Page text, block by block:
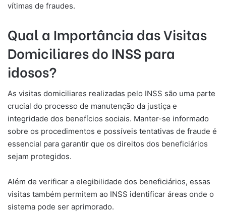
vítimas de fraudes.
Qual a Importância das Visitas
Domiciliares do INSS para
idosos?
As visitas domiciliares realizadas pelo INSS são uma parte
crucial do processo de manutenção da justiça e
integridade dos benefícios sociais. Manter-se informado
sobre os procedimentos e possíveis tentativas de fraude é
essencial para garantir que os direitos dos beneficiários
sejam protegidos.
Além de verificar a elegibilidade dos beneficiários, essas
visitas também permitem ao INSS identificar áreas onde o
sistema pode ser aprimorado.